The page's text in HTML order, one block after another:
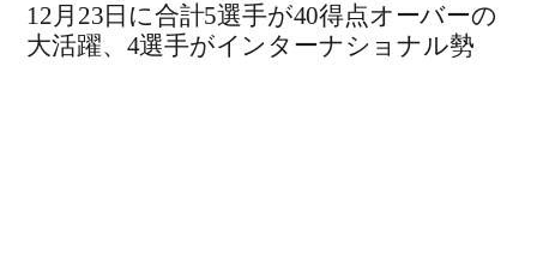
12月23日に合計5選手が40得点オーバーの
大活躍、4選手がインターナショナル勢